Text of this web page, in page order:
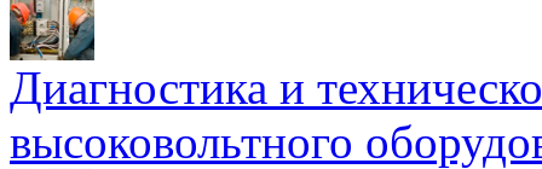
Диагностика и
высоковольтного